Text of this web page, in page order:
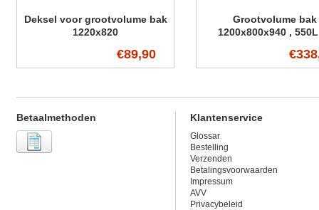
Deksel voor grootvolume bak
1220x820
€89,90
Grootvolume bak
1200x800x940 ,
Betaalmethoden Klantenservice
Glossar
Bestelling
Verzenden
Betalingsvoorwaarden
Impressum
AVV
Privacybeleid